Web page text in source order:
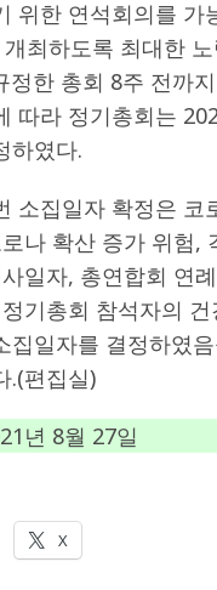
위한 연석회의를 가
최하도록 최대한
정한 총회 8주 전까
따라 정기총회는
하였다.
소집일자 확정은 코
나 확산 증가 위험,
일자, 총연합회 연
기총회 참석자의
집일자를 결정하였
.(편집실)
년 8월 27일
X